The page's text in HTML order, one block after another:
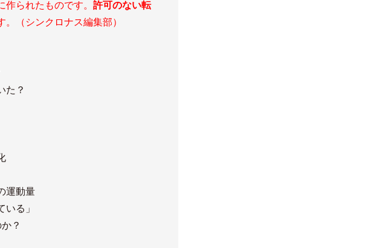
られたものです。 許可のない転
。（シンクロナス編集部）
た？
運動量
る」
？